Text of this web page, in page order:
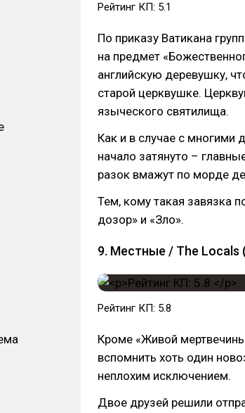
Рейтинг КП: 5.1
По приказу Ватикана
на предмет
английскую деревушку,
старой церквушке.
языческого святилища.
Как и в случае с многими
начало затянуто –
разок вмажут по морде
Тем, кому такая завязка
дозор» и «Зло».
9. Местные / The Locals
Рейтинг КП: 5.8
Кроме «Живой
вспомнить хоть один
неплохим исключением.
Двое друзей решили